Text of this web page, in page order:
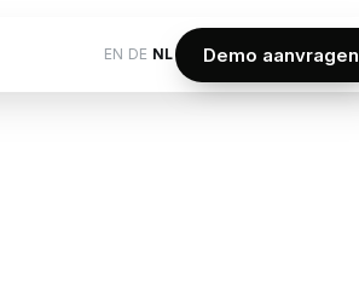
EN DE NL Demo aanvragen